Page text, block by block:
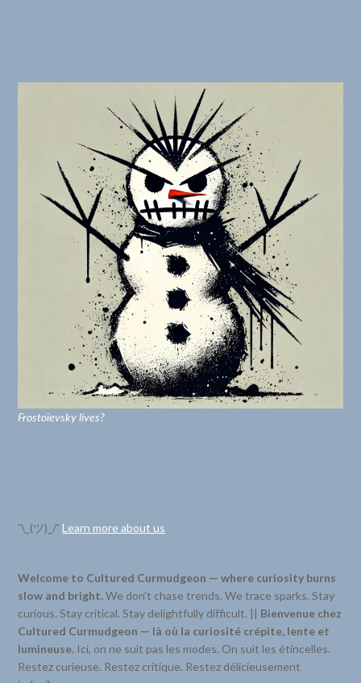
Frostoïevsky lives?
¯\_(ツ)_/¯Learn more about us
Welcome to Cultured Curmudgeon — where curiosity burns
slow and bright.We don’t chase trends. We trace sparks. Stay
curious. Stay critical. Stay delightfully difficult. || Bienvenue chez
Cultured Curmudgeon — là où la curiosité crépite, lente et
lumineuse. Ici, on ne suit pas les modes. On suit les étincelles.
Restez curieuse. Restez critique. Restez délicieusement